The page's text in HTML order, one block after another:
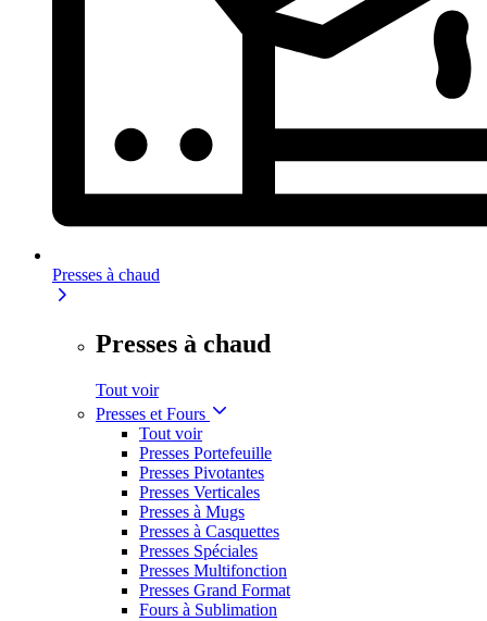
Presses à chaud
Presses à chaud
Tout voir
Presses et Fours
Tout voir
Presses Portefeuille
Presses Pivotantes
Presses Verticales
Presses à Mugs
Presses à Casquettes
Presses Spéciales
Presses Multifonction
Presses Grand Format
Fours à Sublimation